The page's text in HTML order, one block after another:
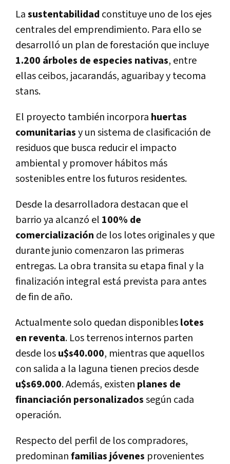
Lasustentabilidad constituye uno de los ejes
centrales del emprendimiento. Para ello se
desarrolló un plan de forestación que incluye
1.200 árboles de especies nativas, entre
ellas ceibos, jacarandás, aguaribay y tecoma
stans.
El proyecto también incorpora huertas
comunitariasy un sistema de clasificación de
residuos que busca reducir el impacto
ambiental y promover hábitos más
sostenibles entre los futuros residentes.
Desde la desarrolladora destacan que el
barrio ya alcanzó el 100% de
comercialización de los lotes originales y que
durante junio comenzaron las primeras
entregas. La obra transita su etapa final y la
finalización integral está prevista para antes
de fin de año.
Actualmente solo quedan disponibleslotes
en reventa. Los terrenos internos parten
desde losu$s40.000, mientras que aquellos
con salida a la laguna tienen precios desde
u$s69.000. Además, existen planes de
financiación personalizadossegún cada
operación.
Respecto del perfil de los compradores,
predominanfamilias jóvenes provenientes